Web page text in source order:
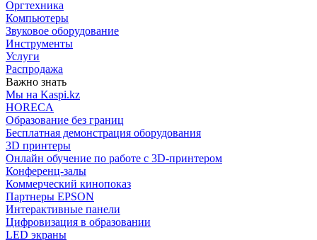
Оргтехника
Компьютеры
Звуковое оборудование
Инструменты
Услуги
Распродажа
Важно знать
Мы на Kaspi.kz
HORECA
Образование без границ
Бесплатная демонстрация оборудования
3D принтеры
Онлайн обучение по работе с 3D-принтером
Конференц-залы
Коммерческий кинопоказ
Партнеры EPSON
Интерактивные панели
Цифровизация в образовании
LED экраны